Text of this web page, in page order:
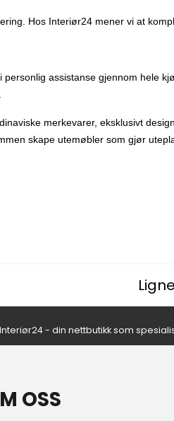
Hos Interiør24 mener vi at
assistanse gjennom hele
merkevarer, eksklusivt
skape utemøbler som gjør
Interiør24 - din nettbutikk som
OSS